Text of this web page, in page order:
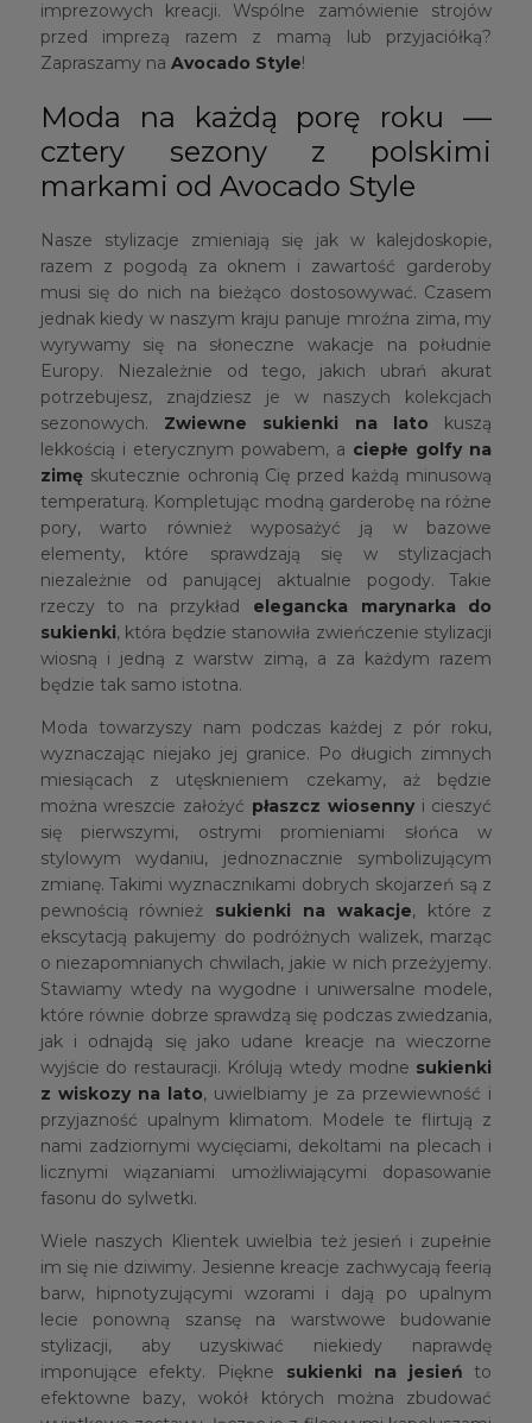
imprezowych kreacji. Wspólne zamówienie strojów
przed imprezą razem z mamą lub przyjaciółką?
Zapraszamy na Avocado Style!
Moda na każdą porę roku —
cztery sezony z polskimi
markami od Avocado Style
Nasze stylizacje zmieniają się jak w kalejdoskopie,
razem z pogodą za oknem i zawartość garderoby
musi się do nich na bieżąco dostosowywać. Czasem
jednak kiedy w naszym kraju panuje mroźna zima, my
wyrywamy się na słoneczne wakacje na południe
Europy. Niezależnie od tego, jakich ubrań akurat
potrzebujesz, znajdziesz je w naszych kolekcjach
sezonowych. Zwiewne sukienki na lato kuszą
lekkością i eterycznym powabem, a ciepłe golfyna
zimęskutecznie ochronią Cię przed każdą minusową
temperaturą. Kompletując modną garderobę na różne
pory, warto również wyposażyć ją w bazowe
elementy, które sprawdzają się w stylizacjach
niezależnie od panującej aktualnie pogody. Takie
rzeczy to na przykład
elegancka marynarka do
sukienki, która będzie stanowiła zwieńczenie stylizacji
wiosną i jedną z warstw zimą, a za każdym razem
będzie tak samo istotna.
Moda towarzyszy nam podczas każdej z pór roku,
wyznaczając niejako jej granice. Po długich zimnych
miesiącach z utęsknieniem czekamy, aż będzie
można wreszcie założyć płaszcz wiosennyi cieszyć
się pierwszymi, ostrymi promieniami słońca w
stylowym wydaniu, jednoznacznie symbolizującym
zmianę. Takimi wyznacznikami dobrych skojarzeń są z
pewnością również sukienki na wakacje, które z
ekscytacją pakujemy do podróżnych walizek, marząc
o niezapomnianych chwilach, jakie w nich przeżyjemy.
Stawiamy wtedy na wygodne i uniwersalne modele,
które równie dobrze sprawdzą się podczas zwiedzania,
jak i odnajdą się jako udane kreacje na wieczorne
wyjście do restauracji. Królują wtedy modne sukienki
z wiskozy na lato, uwielbiamy je za przewiewność i
przyjazność upalnym klimatom. Modele te flirtują z
nami zadziornymi wycięciami, dekoltami na plecach i
licznymi wiązaniami umożliwiającymi dopasowanie
fasonu do sylwetki.
Wiele naszych Klientek uwielbia też jesień i zupełnie
im się nie dziwimy. Jesienne kreacje zachwycają feerią
barw, hipnotyzującymi wzorami i dają po upalnym
lecie ponowną szansę na warstwowe budowanie
stylizacji, aby uzyskiwać niekiedy naprawdę
imponujące efekty. Piękne sukienki na jesień to
efektowne bazy, wokół których można zbudować